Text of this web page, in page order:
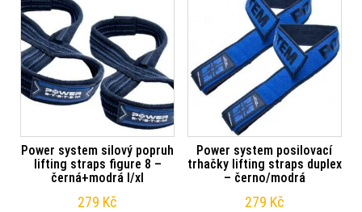
Power system silový popruh
lifting straps figure 8 –
černá+modrá l/xl
279 Kč
Power system posilovací
trhačky lifting straps duplex
– černo/modrá
279 Kč